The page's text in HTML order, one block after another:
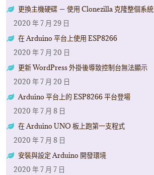
更換主機硬碟 － 使用 Clonezilla 克隆整個系統
2020 年 7 月 29 日
在 Arduino 平台上使用 ESP8266
2020 年 7 月 20 日
更新 WordPress 外掛後導致控制台無法顯示
2020 年 7 月 20 日
Arduino 平台上的 ESP8266 平台登場
2020 年 7 月 8 日
在 Arduino UNO 板上跑第一支程式
2020 年 7 月 8 日
安裝與設定 Arduino 開發環境
2020 年 7 月 7 日